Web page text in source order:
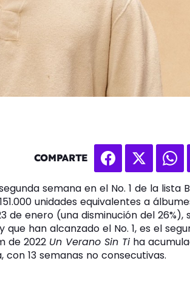
COMPARTE
semana en el No. 1 de la lista
unidades equivalentes a
de enero (una disminución del 26%),
han alcanzado el No. 1, es el
de 2022 Un Verano Sin Ti ha
13 semanas no consecutivas.